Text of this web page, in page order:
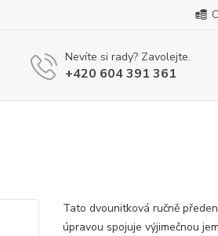
Nevíte si rady? Zavolejte.
+420 604 391 361
Tato dvounitková ručně
úpravou spojuje výjimečnou